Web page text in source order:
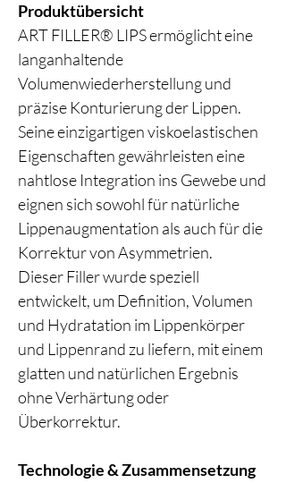
Produktübersicht
ART FILLER® LIPS ermöglicht eine
langanhaltende
Volumenwiederherstellung und
präzise Konturierung der Lippen.
Seine einzigartigen viskoelastischen
Eigenschaften gewährleisten eine
nahtlose Integration ins Gewebe und
eignen sich sowohl für natürliche
Lippenaugmentation als auch für die
Korrektur von Asymmetrien.
Dieser Filler wurde speziell
entwickelt, um Definition, Volumen
und Hydratation im Lippenkörper
und Lippenrand zu liefern, mit einem
glatten und natürlichen Ergebnis
ohne Verhärtung oder
Überkorrektur.
Technologie & Zusammensetzung